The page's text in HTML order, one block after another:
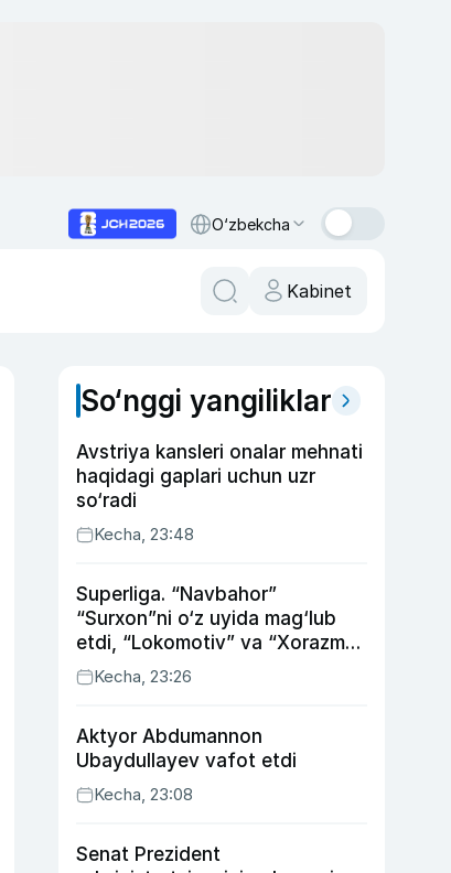
O‘zbekcha
Kabinet
So‘nggi yangiliklar
Avstriya kansleri onalar mehnati
haqidagi gaplari uchun uzr
so‘radi
Kecha, 23:48
Superliga. “Navbahor”
“Surxon”ni o‘z uyida mag‘lub
etdi, “Lokomotiv” va “Xorazm”
uyda g‘alaba qozondi
Kecha, 23:26
Aktyor Abdu­mannon
Ubaydullayev vafot etdi
Kecha, 23:08
Senat Prezident